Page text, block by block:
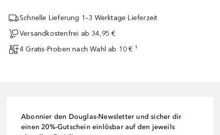
Schnelle Lieferung 1–3 Werktage Lieferzeit
Versandkostenfrei ab 34,95 €
4 Gratis-Proben nach Wahl ab 10 € ¹
Abonnier den Douglas-Newsletter und sicher dir
einen 20%-Gutschein einlösbar auf den jeweils